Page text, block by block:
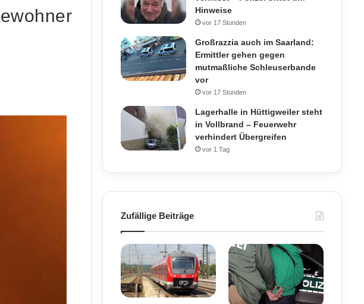
Hinweise
vor 17 Stunden
Großrazzia auch im Saarland:
Ermittler gehen gegen
mutmaßliche Schleuserbande
vor
vor 17 Stunden
Lagerhalle in Hüttigweiler steht
in Vollbrand – Feuerwehr
verhindert Übergreifen
vor 1 Tag
Zufällige Beiträge